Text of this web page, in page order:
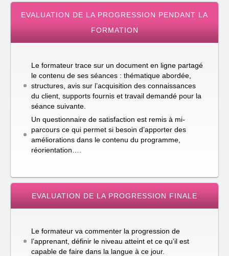
EVALUATION DE LA PROGRESSION PENDANT LA
FORMATION
Le formateur trace sur un document en ligne partagé
le contenu de ses séances : thématique abordée,
structures, avis sur l’acquisition des connaissances
du client, supports fournis et travail demandé pour la
séance suivante.
Un questionnaire de satisfaction est remis à mi-
parcours ce qui permet si besoin d’apporter des
améliorations dans le contenu du programme,
réorientation….
EVALUATION DE LA PROGRESSION FINALE
Le formateur va commenter la progression de
l’apprenant, définir le niveau atteint et ce qu’il est
capable de faire dans la langue à ce jour.